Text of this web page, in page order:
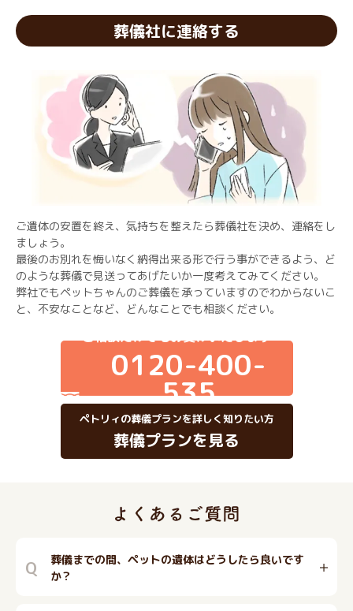
葬儀社に連絡する
ご遺体の安置を終え、気持ちを整えたら葬儀社を決め、連絡をし
ましょう。
最後のお別れを悔いなく納得出来る形で行う事ができるよう、ど
のような葬儀で見送ってあげたいか一度考えてみてください。
弊社でもペットちゃんのご葬儀を承っていますのでわからないこ
と、不安なことなど、どんなことでも相談ください。
ご相談だけでもお受けいたします
0120-400-
535
ペトリィの葬儀プランを詳しく知りたい方
葬儀プランを見る
Q
葬儀までの間、ペットの遺体はどうしたら良いです
か？